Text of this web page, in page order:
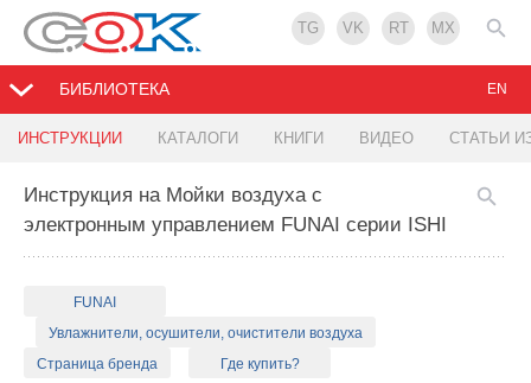
TG VK RT MX
БИБЛИОТЕКА
ИНСТРУКЦИИ КАТАЛОГИ КНИГИ ВИДЕО СТАТЬИ
EN
Инструкция на Мойки воздуха с
электронным управлением FUNAI серии ISHI
FUNAI
Увлажнители, осушители, очистители воздуха
Страница бренда
Где купить?